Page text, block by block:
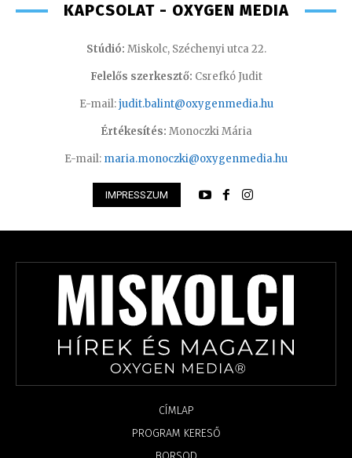
KAPCSOLAT - OXYGEN MEDIA
Stúdió: Miskolc, Széchenyi utca 22.
Felelős szerkesztő: Csrefkó Judit
E-mail:judit.balint@oxygenmedia.hu
Értékesítés: Monoczki Mária
E-mail: maria.monoczki@oxygenmedia.hu
IMPRESSZUM
CÍMLAP
PROGRAM KERESŐ